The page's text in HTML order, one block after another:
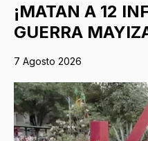
¡MATAN A 12
GUERRA
7 Agosto 2026